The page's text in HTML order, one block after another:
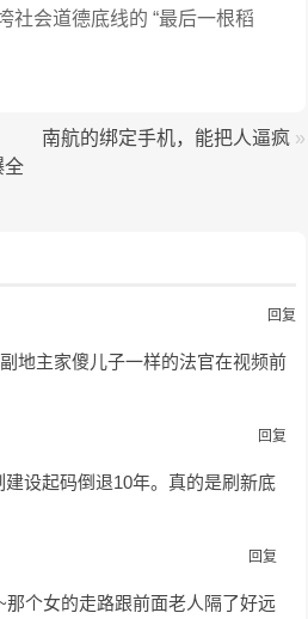
社会道德底线的 “最后一根稻
全
南航的绑定手机，能把人逼疯 »
回复
地主家傻儿子一样的法官在视频前
回复
设起码倒退10年。真的是刷新底
回复
个女的走路跟前面老人隔了好远